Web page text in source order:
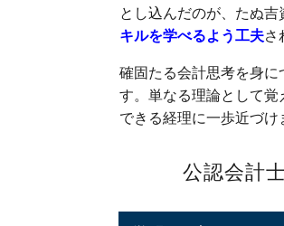
とし込んだのが、たぬ吉
キルを学べるよう工夫さ
確固たる会計思考を身に
す。単なる理論として
できる経理に一歩近づけ
公認会計